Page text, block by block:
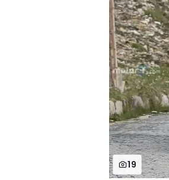
19